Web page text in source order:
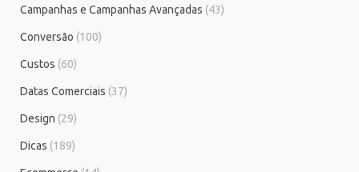
Campanhas e Campanhas Avançadas (43)
Conversão (100)
Custos (60)
Datas Comerciais (37)
Design (29)
Dicas (189)